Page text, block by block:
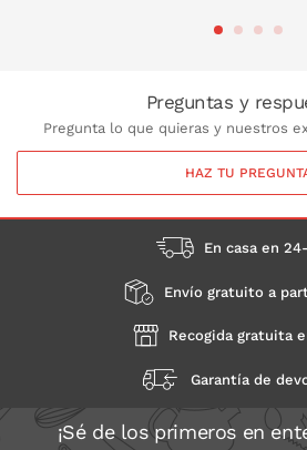
Preguntas y
Pregunta lo que quieras y nuestros
HAZ TU
En casa en
Envío gratuito a
Recogida gratuita
Garantía de
¡Sé de los primeros en